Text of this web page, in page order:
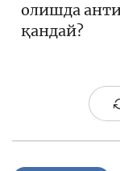
олишда
қандай?